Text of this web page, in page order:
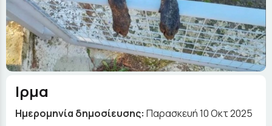
Ιρμα
Ημερομηνία δημοσίευσης: Παρασκευή 10 Οκτ 2025